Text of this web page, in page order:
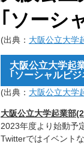
｢ソーシ
(出典： 大阪公立大学
大阪公立大学起
｢ソーシャルビ
(出典： 大阪公立大学
大阪公立大学起業部
2023年度より始動予
Twitterではイベント